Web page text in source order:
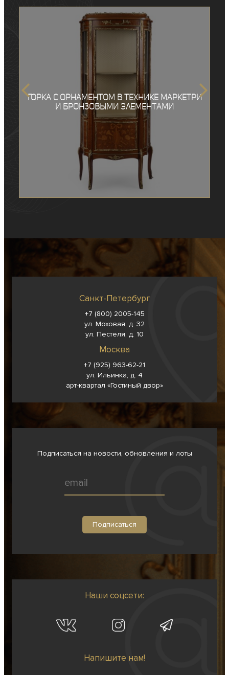
Горка с орнаментом в технике маркетри
и бронзовыми элементами
Санкт-Петербург
+7 (800) 2005-145
ул. Моховая, д. 32
ул. Пестеля, д. 10
Москва
+7 (925) 963-62-21
ул. Ильинка, д. 4
арт-квартал «Гостиный двор»
Подписаться на новости, обновления и лоты
Наши соцсети:
Напишите нам!